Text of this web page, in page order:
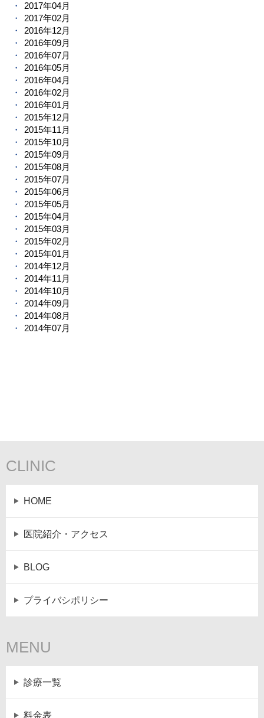
2017年04月
2017年02月
2016年12月
2016年09月
2016年07月
2016年05月
2016年04月
2016年02月
2016年01月
2015年12月
2015年11月
2015年10月
2015年09月
2015年08月
2015年07月
2015年06月
2015年05月
2015年04月
2015年03月
2015年02月
2015年01月
2014年12月
2014年11月
2014年10月
2014年09月
2014年08月
2014年07月
CLINIC
HOME
医院紹介・アクセス
BLOG
プライバシポリシー
MENU
診療一覧
料金表